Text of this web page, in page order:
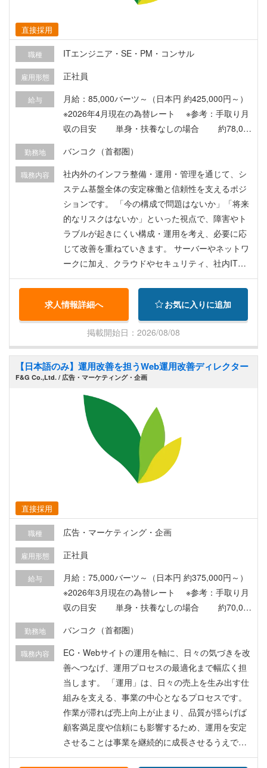
に応じて適切に判断できる方。 2．正確性とスピ
し、効率的かつ丁寧に業務を進められる方。 3．
改善志向 日々の業務の中での気づきをチームに共
ポジションに向いてる人 ・業務フローやルールを
理解し、受注処理や問い合わせ対応を正確に進め
られる方 ・イレギュラーな注文や配送トラブルに
も、背景や全体の流れを踏まえて適切に判断でき
位を判断し、正確かつスピード感を持って対応で
きる方 ・お客様の声や日々の対応をもとに、より
良い体験や運用を考え、改善につなげていける方
▽このポジションではミスマッチになる可能性が
ある人 ・業務フローやルールの変化が少ない、安
定した環境で働きたい方 ・決まった業務を、指示
に沿って進める働き方を志向される方
直接採用
職種 ITエンジニア・SE・PM・コンサル
雇用形態 正社員
給与
月給：85,000バーツ～（日本円 約425,000円～）
※2026年4月現在の為替レート ※参考：手取り月
収の目安 単身・扶養なしの場合 約78,00
除後の目安金額です。 ※実際の手取り額は、扶養
状況や各種控除等により異なります。 ※最大4ヶ月
の試用期間あり ※想定年収：1,159,200バーツ（約
580万円）～ /月給+賞与+皆勤賞etc ※経験・スキ
ルにより金額は前後する場合があります。（採用
時に最終決定） 【待遇・福利厚生】 ◆賞与（4
月）、昇給（9月）※業績により臨時賞与あり ◆有
給休暇 年10日（勤務開始半年後より） ◆健康報
奨休日 年最大6日 ◆その他有給休暇（タイ労働法
に準拠） ◆皆勤手当（月1回、年1回） ◆就労ビ
ザ・労働許可証付与 ◆社会保険加入（タイ国） ◆
大手保険会社医療保険（日本語対応可の病院にて
使用可能、OPD3,500B/回） ◆健康診断（年1回無
料、日本語の通じるクリニックで受診） ◆タイ国
外在住者の場合、採用後の初回渡航費用を全額返
金（入社1年後より） ◆弊社独自の産休/育休制度
勤務地 バンコク（首都圏）
職務内容
社内外のインフラ整備・運用・管理を通じて、シ
ステム基盤全体の安定稼働と信頼性を支えるポジ
ションです。 「今の構成で問題はないか」「将来
的なリスクはないか」といった視点で、障害やト
ラブルが起きにくい構成・運用を考え、必要に応
じて改善を重ねていきます。 サーバーやネットワ
ークに加え、クラウドやセキュリティ、社内IT環
境など幅広い領域に携わるため、インフラとセキ
ュリティの両面からシステム全体を捉える力が身
につきます。 また、本ポジションはインフラエン
ジニアとして専門性を深めるだけでなく、経験や
志向に応じて、将来的には運用改善やチームづく
りにも関わり、インフラ領域をより広い視点で支
える立場へ役割を広げていくことができます。 必
要なセキュリティを担保しつつも、サービスの運
用や社内の業務がスムーズに回ることを意識し、
「問題が起きない状態を仕組みとしてつくる」と
いう視点で、システムの土台を支える重要な役割
です。 目立つポジションではありませんが、事業
運営を支える重要な基盤として、日々の安定稼働
や改善を通じて、確かな手応えを感じられるポジ
内、社外サーバ（Windows, Linux）の初期設定、
運用、保守 ・クラウド環境（主にAzure）の設
せ対応、PC・IT機器の対応 ※PC設定や一次的な
ヘルプデスク対応は別担当と連携しながら進めま
す。 主な技術スタック： Linux / MySQL / Po
stgreSQL / Docker / 仮想化 / Azure / AWS / Git / G
資質 1．コミュニケーション能力 社内インフラの
運用は、インフラ担当者だけで完結するものでは
なく、各部署・各スタッフとの連携があってこそ
成り立つ仕事です。 相手の業務状況や立場を理解
しながら情報を共有し、技術的な背景やリスクを
非技術者にも分かりやすく伝えたうえで、調整や
依頼を丁寧に進めることが重要です。 自分の担当
範囲だけで考えるのではなく、会社全体にとって
より良い環境をつくっていくためのコミュニケー
求人情報詳細へ お気に入りに追加
掲載開始日：2026/08/08
【日本語のみ】運用改善を担うWeb運用改善ディレクター
F&G Co.,Ltd. / 広告・マーケティング・企画
直接採用
職種 広告・マーケティング・企画
雇用形態 正社員
給与
月給：75,000バーツ～（日本円 約375,000円～）
※2026年3月現在の為替レート ※参考：手取り月
収の目安 単身・扶養なしの場合 約70,00
除後の目安金額です。 ※実際の手取り額は、扶養
状況や各種控除等により異なります。 ※最大4ヶ月
の試用期間あり ※想定年収：1,024,500バーツ（約
512万円）～ /月給+賞与+皆勤賞etc ※経験・スキ
ルにより金額は前後する場合があります。（採用
時に最終決定） 【待遇・福利厚生】 ◆賞与（4
月）、昇給（9月）※業績により臨時賞与あり ◆有
給休暇 年10日（勤務開始半年後より） ◆健康報
奨休日 年最大6日 ◆その他有給休暇（タイ労働法
勤務地 バンコク（首都圏）
職務内容
EC・Webサイトの運用を軸に、日々の気づきを改
善へつなげ、運用プロセスの最適化まで幅広く担
当します。 「運用」は、日々の売上を生み出す仕
組みを支える、事業の中心となるプロセスです。
作業が滞れば売上向上が止まり、品質が揺らげば
顧客満足度や信頼にも影響するため、運用を安定
させることは事業を継続的に成長させるうえで不
可欠なミッションです。 その基盤を守りながら、